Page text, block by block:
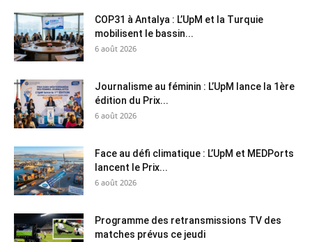
COP31 à Antalya : L’UpM et la Turquie
mobilisent le bassin...
6 août 2026
Journalisme au féminin : L’UpM lance la 1ère
édition du Prix...
6 août 2026
Face au défi climatique : L’UpM et MEDPorts
lancent le Prix...
6 août 2026
Programme des retransmissions TV des
matches prévus ce jeudi